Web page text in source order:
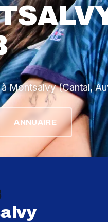
Montsalvy (Cantal,
ANNUAIRE